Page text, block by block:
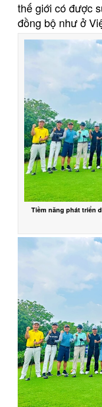
thế giới có được
đồng bộ như ở
Tiềm năng phát triển